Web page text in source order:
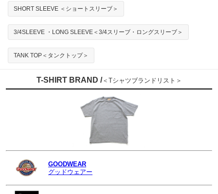
SHORT SLEEVE ＜ショートスリーブ＞
3/4SLEEVE ・LONG SLEEVE＜3/4スリーブ・ロングスリーブ＞
TANK TOP＜タンクトップ＞
T-SHIRT BRAND /＜Tシャツブランドリスト＞
GOODWEAR
グッドウェアー